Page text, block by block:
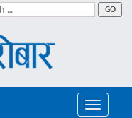
GO
Toggle